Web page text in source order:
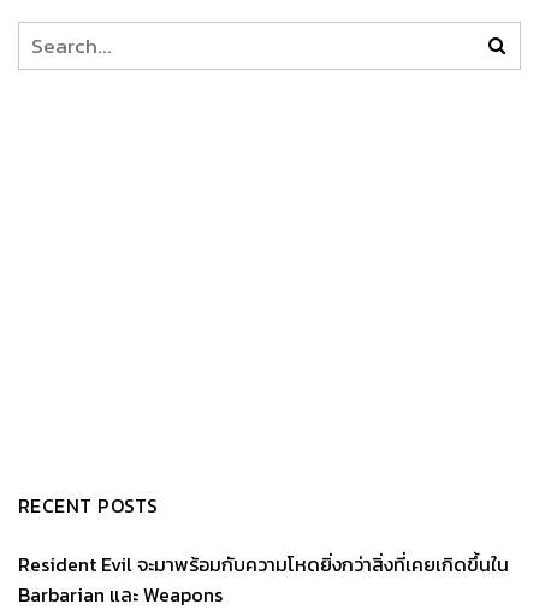
RECENT POSTS
Resident Evil จะมาพร้อมกับความโหดยิ่งกว่าสิ่งที่เคยเกิดขึ้นใน
Barbarian และ Weapons